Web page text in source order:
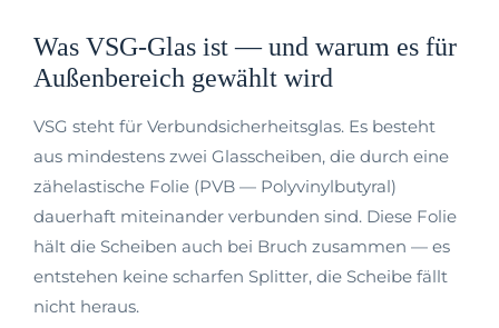
Was VSG-Glas ist — und warum es für
Außenbereich gewählt wird
VSG steht für Verbundsicherheitsglas. Es besteht
aus mindestens zwei Glasscheiben, die durch eine
zähelastische Folie (PVB — Polyvinylbutyral)
dauerhaft miteinander verbunden sind. Diese Folie
hält die Scheiben auch bei Bruch zusammen — es
entstehen keine scharfen Splitter, die Scheibe fällt
nicht heraus.